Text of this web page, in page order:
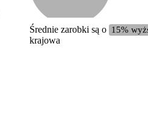
Średnie zarobki są o 15%
krajowa